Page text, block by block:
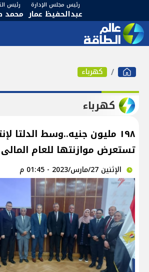
رئيس مجلس الإدارة
عبدالحفيظ عمار
رئيس
محمد
كهرباء
كهرباء
١٩٨ مليون جنيه..وسط الدلتا
تستعرض موازنتها للعام
الإثنين 27/مارس/2023 - 01:45 م